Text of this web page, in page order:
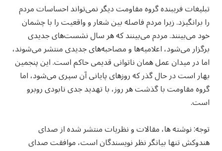
تبلیغات فریبنده گروه مقاومت دیگر نمی‌تواند احساسات مردم
را برانگیزد. زیرا مردم فاصله بین شعار و واقعیت را با چشمان
خود می‌بینند. مردم می‌بینند که هر سال نشست‌های جدیدی
برگزار می‌شود، اعلامیه‌ها و مصاحبه‌های جدیدی منتشر می‌شوند،
اما در میدان عمل همان ناتوانی قدیمی حاکم است. این پنجمین
بهار است در حال گذر که روزهای پایانی آن سپری می‌شود، اما
گروه مقاومت با گذشت هر روز، با تهدید جدی نابودی روبرو
است.
توجه: نوشته ها، مقالات و نظریات منتشر شده از صدای
هندوکش تنها بیانگر نظر نویسندگان است، موافقت صدای